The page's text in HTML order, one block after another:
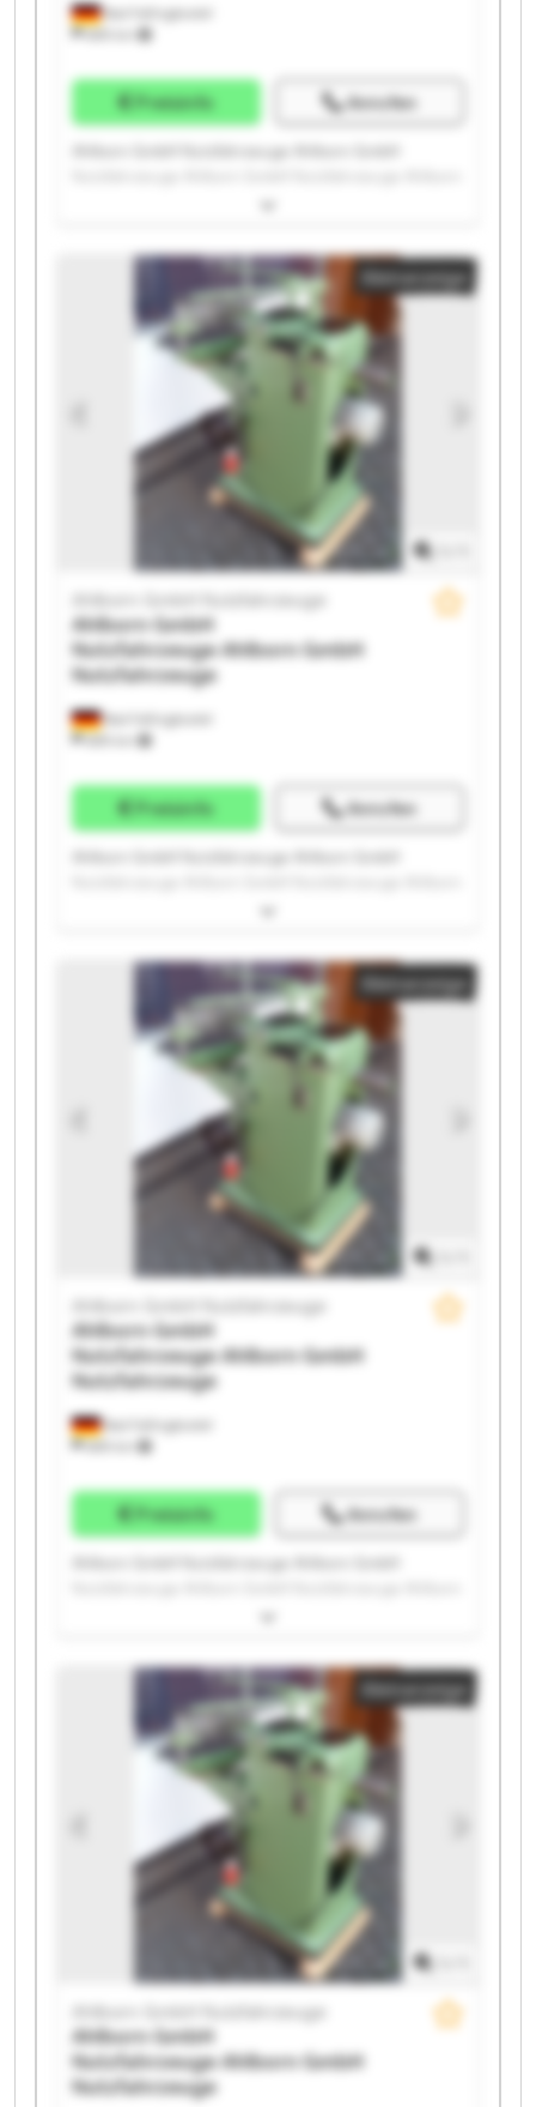
Bad Fallingbostel
689 km
Preisinfo Anrufen
Ahlborn GmbH Nutzfahrzeuge Ahlborn GmbH
GmbH Nutzfahrzeuge Ahlborn GmbH Nutzfahrzeuge
Nutzfahrzeuge Ahlborn GmbH Nutzfahrzeuge Ahlborn
GmbH Nutzfahrzeuge Ahlborn GmbH Nutzfahrzeuge
Ahlborn GmbH Nutzfahrzeuge Ahlborn GmbH
Nutzfahrzeuge Ahlborn GmbH Nutzfahrzeuge Ahlborn
GmbH Nutzfahrzeuge Ahlborn GmbH Nutzfahrzeuge
Ahlborn GmbH Nutzfahrzeuge Ahlborn GmbH
Nutzfahrzeuge Ahlborn GmbH Nutzfahrzeuge Ahlborn
GmbH Nutzfahrzeuge Ahlborn GmbH Nutzfahrzeuge
Kleinanzeige
Bad Fallingbostel
689 km
Ahlborn GmbH Nutzfahrzeuge
Ahlborn GmbH
NutzfahrzeugeAhlborn GmbH
Nutzfahrzeuge
Preisinfo Anrufen
Ahlborn GmbH Nutzfahrzeuge Ahlborn GmbH
GmbH Nutzfahrzeuge Ahlborn GmbH Nutzfahrzeuge
Nutzfahrzeuge Ahlborn GmbH Nutzfahrzeuge Ahlborn
GmbH Nutzfahrzeuge Ahlborn GmbH Nutzfahrzeuge
Ahlborn GmbH Nutzfahrzeuge Ahlborn GmbH
Nutzfahrzeuge Ahlborn GmbH Nutzfahrzeuge Ahlborn
GmbH Nutzfahrzeuge Ahlborn GmbH Nutzfahrzeuge
Ahlborn GmbH Nutzfahrzeuge Ahlborn GmbH
Nutzfahrzeuge Ahlborn GmbH Nutzfahrzeuge Ahlborn
GmbH Nutzfahrzeuge Ahlborn GmbH Nutzfahrzeuge
Kleinanzeige
Bad Fallingbostel
689 km
Ahlborn GmbH Nutzfahrzeuge
Ahlborn GmbH
NutzfahrzeugeAhlborn GmbH
Nutzfahrzeuge
Preisinfo Anrufen
Ahlborn GmbH Nutzfahrzeuge Ahlborn GmbH
GmbH Nutzfahrzeuge Ahlborn GmbH Nutzfahrzeuge
Nutzfahrzeuge Ahlborn GmbH Nutzfahrzeuge Ahlborn
GmbH Nutzfahrzeuge Ahlborn GmbH Nutzfahrzeuge
Ahlborn GmbH Nutzfahrzeuge Ahlborn GmbH
Nutzfahrzeuge Ahlborn GmbH Nutzfahrzeuge Ahlborn
GmbH Nutzfahrzeuge Ahlborn GmbH Nutzfahrzeuge
Ahlborn GmbH Nutzfahrzeuge Ahlborn GmbH
Nutzfahrzeuge Ahlborn GmbH Nutzfahrzeuge Ahlborn
GmbH Nutzfahrzeuge Ahlborn GmbH Nutzfahrzeuge
Kleinanzeige
Ahlborn GmbH Nutzfahrzeuge
Ahlborn GmbH
NutzfahrzeugeAhlborn GmbH
Nutzfahrzeuge